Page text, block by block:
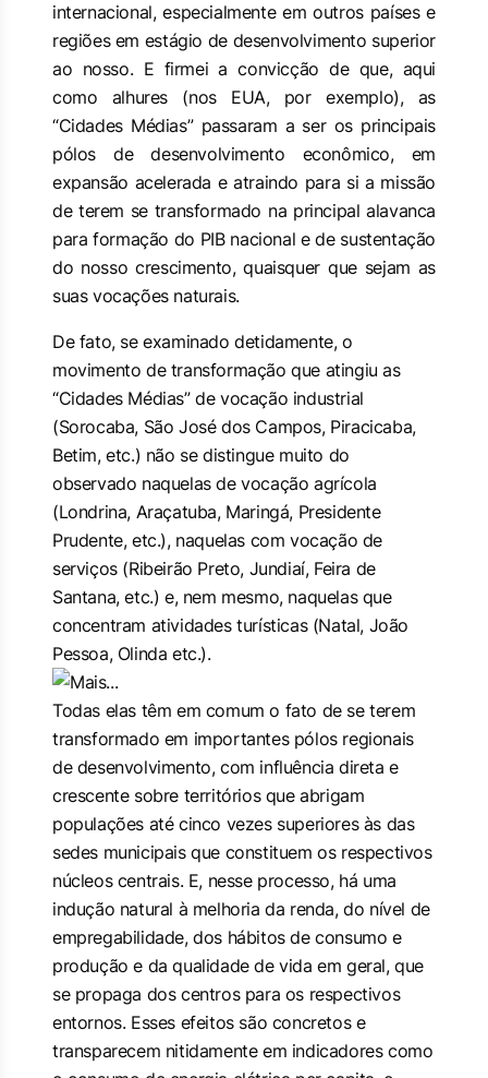
internacional, especialmente em outros países e
regiões em estágio de desenvolvimento superior
ao nosso. E firmei a convicção de que, aqui
como alhures (nos EUA, por exemplo), as
“Cidades Médias” passaram a ser os principais
pólos de desenvolvimento econômico, em
expansão acelerada e atraindo para si a missão
de terem se transformado na principal alavanca
para formação do PIB nacional e de sustentação
do nosso crescimento, quaisquer que sejam as
suas vocações naturais.
De fato, se examinado detidamente, o
movimento de transformação que atingiu as
“Cidades Médias” de vocação industrial
(Sorocaba, São José dos Campos, Piracicaba,
Betim, etc.) não se distingue muito do
observado naquelas de vocação agrícola
(Londrina, Araçatuba, Maringá, Presidente
Prudente, etc.), naquelas com vocação de
serviços (Ribeirão Preto, Jundiaí, Feira de
Santana, etc.) e, nem mesmo, naquelas que
concentram atividades turísticas (Natal, João
Pessoa, Olinda etc.).
Todas elas têm em comum o fato de se terem
transformado em importantes pólos regionais
de desenvolvimento, com influência direta e
crescente sobre territórios que abrigam
populações até cinco vezes superiores às das
sedes municipais que constituem os respectivos
núcleos centrais. E, nesse processo, há uma
indução natural à melhoria da renda, do nível de
empregabilidade, dos hábitos de consumo e
produção e da qualidade de vida em geral, que
se propaga dos centros para os respectivos
entornos. Esses efeitos são concretos e
transparecem nitidamente em indicadores como